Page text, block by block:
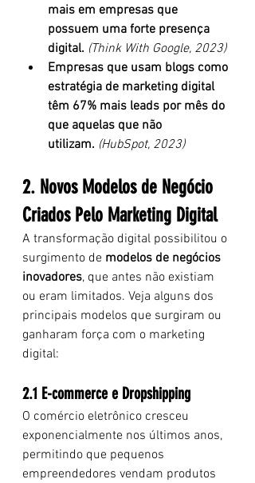
mais em empresas que
possuem uma forte presença
digital. (Think With Google, 2023)
Empresas que usam blogs como
estratégia de marketing digital
têm 67% mais leads por mês do
que aquelas que não
utilizam. (HubSpot, 2023)
2. Novos Modelos de Negócio
Criados Pelo Marketing Digital
A transformação digital possibilitou o
surgimento de modelos de negócios
inovadores, que antes não existiam
ou eram limitados. Veja alguns dos
principais modelos que surgiram ou
ganharam força com o marketing
digital:
2.1 E-commerce e Dropshipping
O comércio eletrônico cresceu
exponencialmente nos últimos anos,
permitindo que pequenos
empreendedores vendam produtos